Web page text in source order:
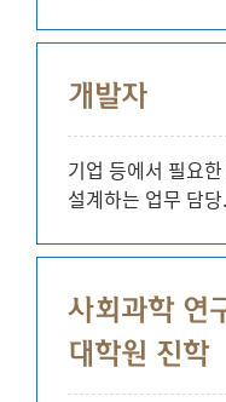
개발자
기업 등에서 필요
설계하는 업무 담당.
사회과학 연
대학원 진학